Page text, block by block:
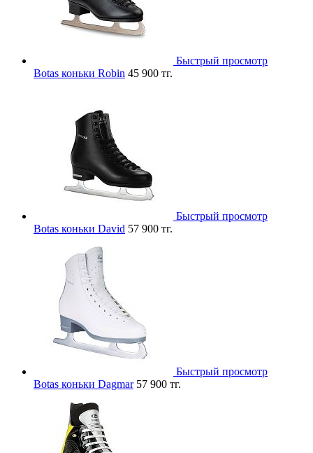
Быстрый просмотр
Botas коньки Robin 45 900 тг.
Быстрый просмотр
Botas коньки David 57 900 тг.
Быстрый просмотр
Botas коньки Dagmar 57 900 тг.